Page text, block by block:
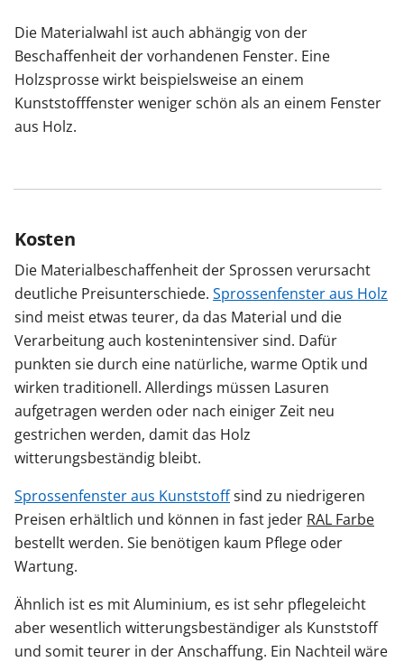
Die Materialwahl ist auch abhängig von der
Beschaffenheit der vorhandenen Fenster. Eine
Holzsprosse wirkt beispielsweise an einem
Kunststofffenster weniger schön als an einem Fenster
aus Holz.
Kosten
Die Materialbeschaffenheit der Sprossen verursacht
deutliche Preisunterschiede. Sprossenfenster aus Holz
sind meist etwas teurer, da das Material und die
Verarbeitung auch kostenintensiver sind. Dafür
punkten sie durch eine natürliche, warme Optik und
wirken traditionell. Allerdings müssen Lasuren
aufgetragen werden oder nach einiger Zeit neu
gestrichen werden, damit das Holz
witterungsbeständig bleibt.
Sprossenfenster aus Kunststoffsind zu niedrigeren
Preisen erhältlich und können in fast jeder RAL Farbe
bestellt werden. Sie benötigen kaum Pflege oder
Wartung.
Ähnlich ist es mit Aluminium, es ist sehr pflegeleicht
aber wesentlich witterungsbeständiger als Kunststoff
und somit teurer in der Anschaffung. Ein Nachteil wäre